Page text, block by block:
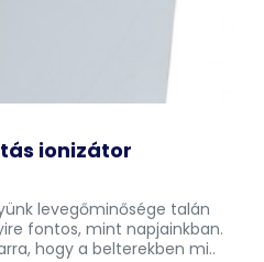
ionizátor
levegőminősége talán
fontos, mint napjainkban.
hogy a belterekben mi..